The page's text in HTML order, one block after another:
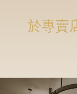
於專賣